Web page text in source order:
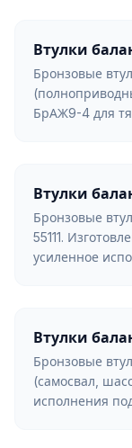
Втулки
Бронзовые
БрАЖ9-4 для
Втулки
Бронзовые
55111.
усиленное
Втулки
Бронзовые
(самосвал,
исполнения